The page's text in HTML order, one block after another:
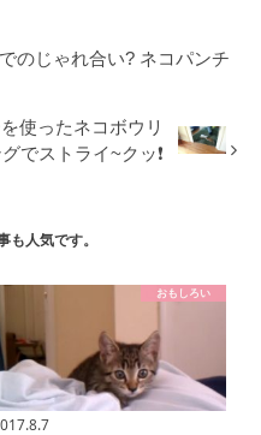
のじゃれ合い? ネコパンチ
使ったネコボウリ
グでストライ~クッ❗️
も人気です。
おもしろい